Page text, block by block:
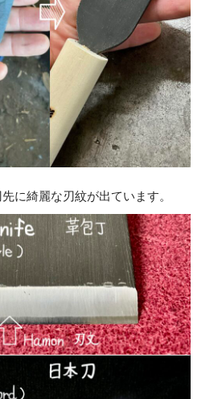
に綺麗な刃紋が出ています。